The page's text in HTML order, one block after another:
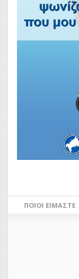
ΠΟΙΟΙ ΕΊΜΑΣΤΕ